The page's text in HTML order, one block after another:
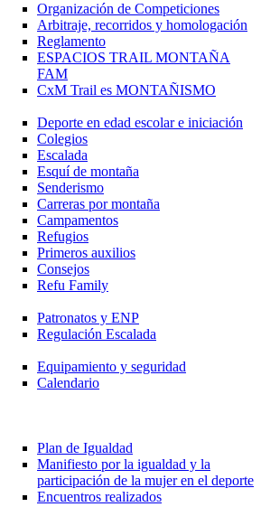
Organización de Competiciones
Arbitraje, recorridos y homologación
Reglamento
ESPACIOS TRAIL MONTAÑA
FAM
CxM Trail es MONTAÑISMO
Deporte en edad escolar e iniciación
Colegios
Escalada
Esquí de montaña
Senderismo
Carreras por montaña
Campamentos
Refugios
Primeros auxilios
Consejos
Refu Family
Patronatos y ENP
Regulación Escalada
Equipamiento y seguridad
Calendario
Plan de Igualdad
Manifiesto por la igualdad y la
participación de la mujer en el deporte
Encuentros realizados